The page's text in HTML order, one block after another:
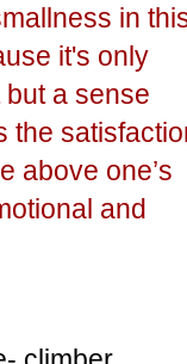
in
it's only
a sense
the
above one’s
and